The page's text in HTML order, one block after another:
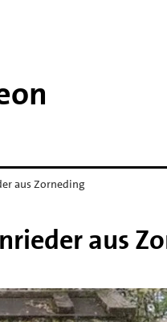
aus Zorneding
aus